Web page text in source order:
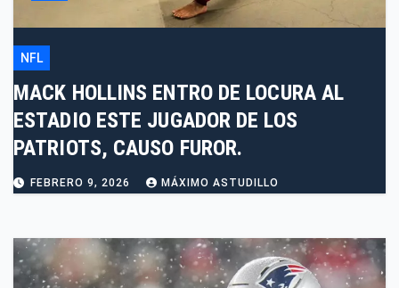
NFL
MACK HOLLINS ENTRO DE LOCURA AL
ESTADIO ESTE JUGADOR DE LOS
PATRIOTS, CAUSO FUROR.
FEBRERO 9, 2026 MÁXIMO ASTUDILLO